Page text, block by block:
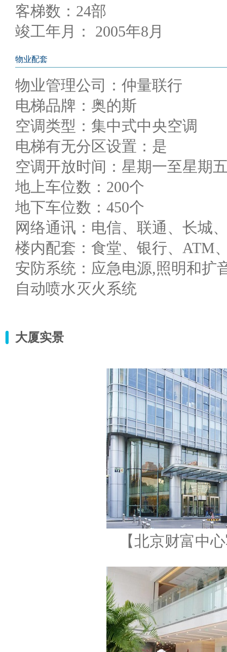
客梯数：24部
竣工年月： 2005年8月
物业配套
物业管理公司：仲量联行
电梯品牌：奥的斯
空调类型：集中式中央空调
电梯有无分区设置：是
空调开放时间：星期一至星期
地上车位数：200个
地下车位数：450个
网络通讯：电信、联通、长城
楼内配套：食堂、银行、ATM
安防系统：应急电源,照明和扩
自动喷水灭火系统
大厦实景
【北京财富中